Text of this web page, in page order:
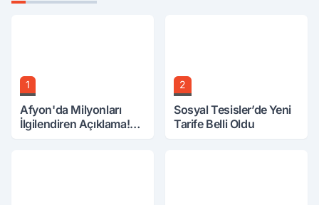
1
Afyon'da Milyonları
İlgilendiren Açıklama!
2
Sosyal Tesisler’de Yeni
Tarife Belli Oldu